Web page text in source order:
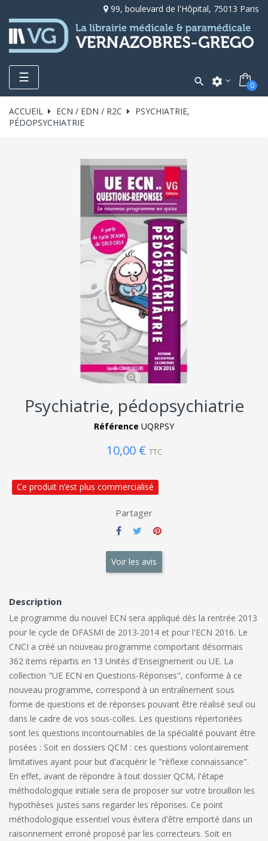
99, boulevard de l'Hôpital, 75013 Paris
Toggle
navigation
☰  settings 0
ACCUEIL ECN / EDN / R2C
PSYCHIATRIE,
PÉDOPSYCHIATRIE
Psychiatrie, pédopsychiatrie
Référence UQRPSY
10,00 € TTC
Ce produit n’est plus commercialisé
Partager
Voir les avis
Description
Le programme du nouvel ECN sera appliqué dès la rentrée 2013
pour le cycle de DFASMI de 2013-2014 et pour l'ECN 2016. Le
CNCI a créé un nouveau programme comportant désormais
362 items répartis en 13 Unités d'Enseignement ou UE. La
collection "UE ECN en Questions-Réponses", conforme à ce
nouveau programme, correspond à un entraînement sous
forme de questions et de réponses pouvant être réalisé seul ou
dans le cadre de vos sous-colles. Les questions répertoriées
sont les questions incontournables de la spécialité pouvant être
posées : Soit en dossiers QCM : ces questions volontairement
limitatives ayant pour but d'acquérir le "réflexe connaissance".
En effet, avant de répondre à tout dossier QCM, l'étape
méthodologique initiale sera de proposer sur votre brouillon les
hypothèses justes sans regarder les réponses. Ce point
méthodologique essentiel vous évitera d'être emporté dans un
raisonnement erroné proposé par les correcteurs. Soit en